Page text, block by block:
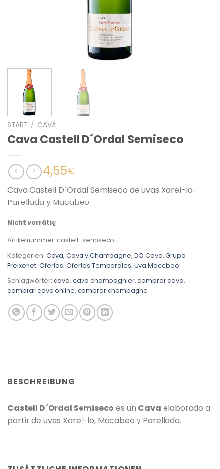
START / CAVA
Cava Castell D´Ordal Semiseco
4,55€
Cava Castell D´Ordal Semiseco de uvas Xarel-lo,
Parellada y Macabeo
Nicht vorrätig
Artikelnummer: castell_semiseco
Kategorien: Cava, Cava y Champagne, DO Cava, Grupo
Freixenet, Ofertas, Ofertas Temporales, Uva Macabeo
Schlagwörter: cava, cava champagnier, comprar cava,
comprar cava online, comprar champagne
BESCHREIBUNG
Castell D´Ordal Semiseco es un Cava elaborado a
partir de uvas Xarel-lo, Macabeo y Parellada.